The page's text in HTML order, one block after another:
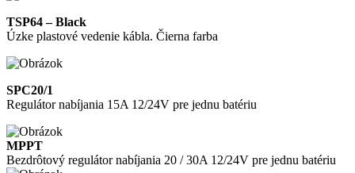
TSP64 – Black
Úzke plastové vedenie kábla. Čierna farba
SPC20/1
Regulátor nabíjania 15A 12/24V pre jednu batériu
MPPT
Bezdrôtový regulátor nabíjania 20 / 30A 12/24V pre jednu batériu